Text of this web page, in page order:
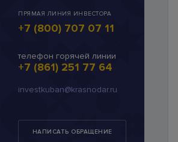
ПРЯМАЯ ЛИНИЯ ИНВЕСТОРА
+7 (800) 707 07 11
телефон горячей линии
+7 (861) 251 77 64
investkuban@krasnodar.ru
НАПИСАТЬ ОБРАЩЕНИЕ